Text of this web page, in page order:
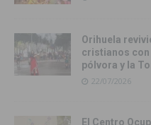
Orihuela
cristianos
pólvora y la
22/07/2026
El Centro